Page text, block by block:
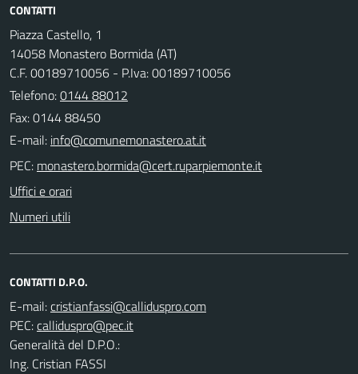
CONTATTI
Piazza Castello, 1
14058 Monastero Bormida (AT)
C.F. 00189710056 - P.Iva: 00189710056
Telefono:0144 88012
Fax: 0144 88450
E-mail:
PEC:
Uffici e orari
Numeri utili
CONTATTI D.P.O.
E-mail:
PEC:
Generalità del D.P.O.:
Ing. Cristian FASSI